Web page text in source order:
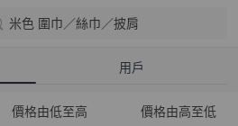
米色 圍巾／絲巾／披肩
用戶
價格由低至高 價格由高至低